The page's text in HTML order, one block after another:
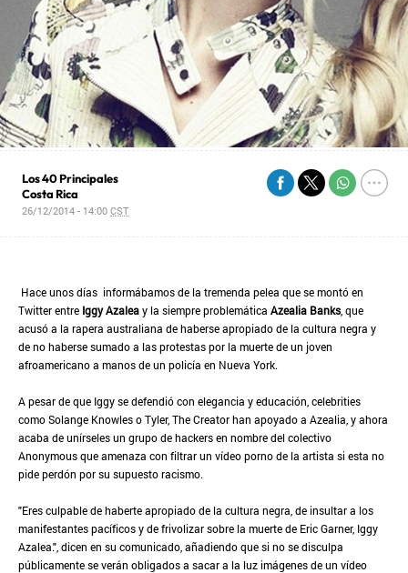
Los 40 Principales
Costa Rica
26/12/2014 - 14:00CST
Hace unos días informábamos de la tremenda pelea que se montó en
Twitter entre Iggy Azaleay la siempre problemática Azealia Banks, que
acusó a la rapera australiana de haberse apropiado de la cultura negra y
de no haberse sumado a las protestas por la muerte de un joven
afroamericano a manos de un policía en Nueva York.
A pesar de que Iggy se defendió con elegancia y educación, celebrities
como Solange Knowles o Tyler, The Creator han apoyado a Azealia, y ahora
acaba de unírseles un grupo de hackers en nombre del colectivo
Anonymous que amenaza con filtrar un vídeo porno de la artista si esta no
pide perdón por su supuesto racismo.
"Eres culpable de haberte apropiado de la cultura negra, de insultar a los
manifestantes pacíficos y de frivolizar sobre la muerte de Eric Garner, Iggy
Azalea.", dicen en su comunicado, añadiendo que si no se disculpa
públicamente se verán obligados a sacar a la luz imágenes de un vídeo